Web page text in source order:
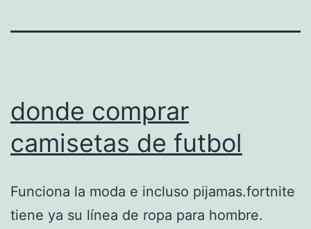
donde comprar
camisetas de futbol
Funciona la moda e incluso pijamas.fortnite
tiene ya su línea de ropa para hombre.